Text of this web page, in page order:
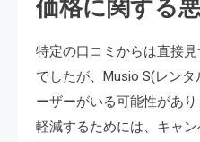
価格に関する
特定の口コミからは直接
でしたが、Musio S(レン
ーザーがいる可能性があ
軽減するためには、キャ